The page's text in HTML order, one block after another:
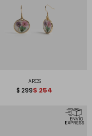
AROS
$ 299$ 254